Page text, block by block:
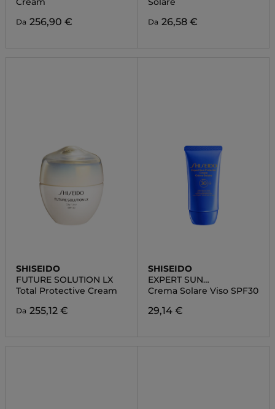
Da 256,90 € Da 26,58 €
SHISEIDO
FUTURE SOLUTION LX
Total Protective Cream
Da 255,12 €
SHISEIDO
EXPERT SUN
PROTECTOR
Crema Solare Viso SPF30
29,14 €